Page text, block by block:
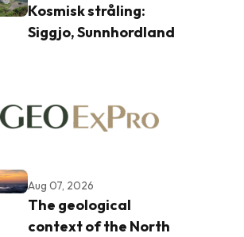
Kosmisk stråling:
Siggjo, Sunnhordland
Aug 07, 2026
The geological
context of the North